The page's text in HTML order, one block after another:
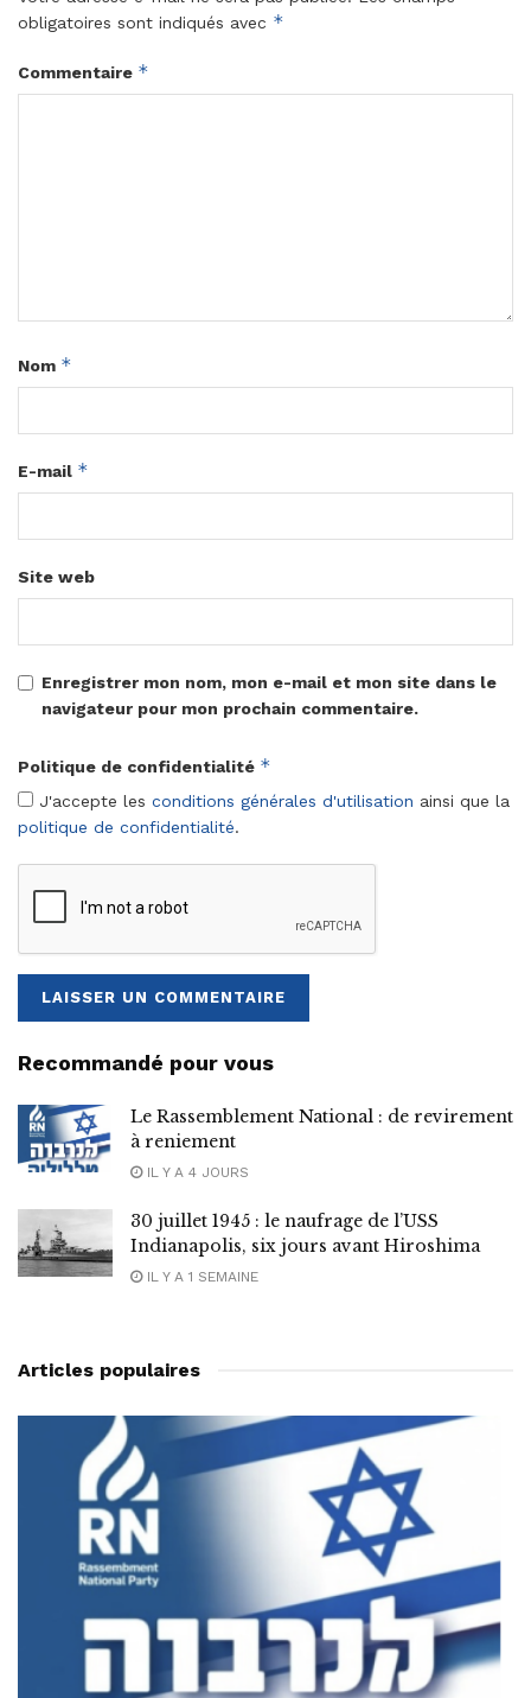
obligatoires sont indiqués avec *
Commentaire *
Nom *
E-mail *
Site web
Enregistrer mon nom, mon e-mail et mon site dans le
navigateur pour mon prochain commentaire.
Politique de confidentialité *
J'accepte les conditions générales d'utilisation ainsi que la
politique de confidentialité.
Recommandé pour vous
Le Rassemblement National : de revirement
à reniement
IL Y A 4 JOURS
30 juillet 1945 : le naufrage de l’USS
Indianapolis, six jours avant Hiroshima
IL Y A 1 SEMAINE
Articles populaires